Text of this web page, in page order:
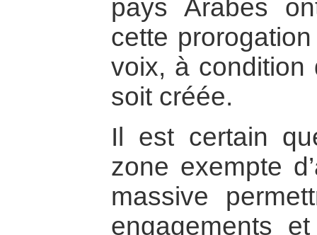
pays Arabes
cette
voix, à condition
soit créée.
Il est certain
zone exempte
massive
engagements